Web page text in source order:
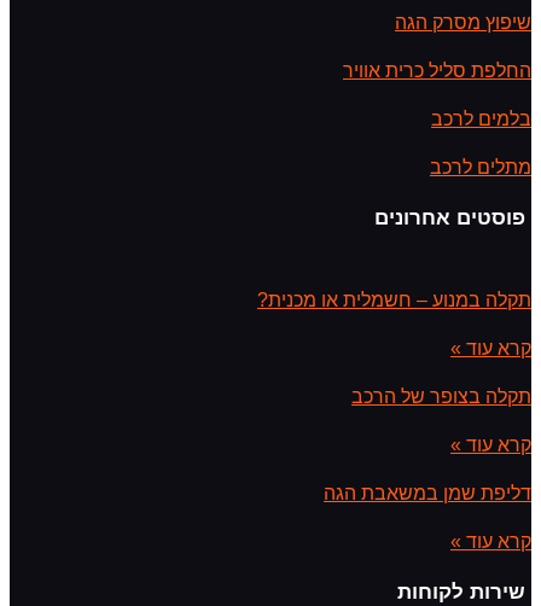
שיפוץ מסרק הגה
החלפת סליל כרית אוויר
בלמים לרכב
מתלים לרכב
פוסטים אחרונים
תקלה במנוע – חשמלית או מכנית?
קרא עוד »
תקלה בצופר של הרכב
קרא עוד »
דליפת שמן במשאבת הגה
קרא עוד »
שירות לקוחות